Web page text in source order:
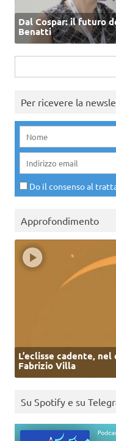
Dal Cospar: il futuro
Benatti
per:
Per ricevere la
Do il consenso al
Approfondimento
L’eclisse cadente,
Fabrizio Villa
Su Spotify e su